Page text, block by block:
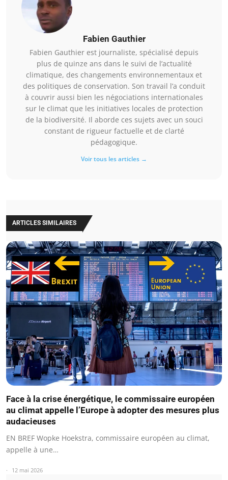
Fabien Gauthier
Fabien Gauthier est journaliste, spécialisé depuis
plus de quinze ans dans le suivi de l’actualité
climatique, des changements environnementaux et
des politiques de conservation. Son travail l’a conduit
à couvrir aussi bien les négociations internationales
sur le climat que les initiatives locales de protection
de la biodiversité. Il aborde ces sujets avec un souci
constant de rigueur factuelle et de clarté
pédagogique.
Voir tous les articles →
ARTICLES SIMILAIRES
Face à la crise énergétique, le commissaire européen
au climat appelle l’Europe à adopter des mesures plus
audacieuses
EN BREF Wopke Hoekstra, commissaire européen au climat,
appelle à une…
12 mai 2026